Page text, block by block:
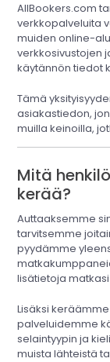
AllBookers.com
verkkopalveluita
muiden online-
verkkosivustojen
käytännön tiedot
Tämä
asiakastiedon,
muilla keinoilla,
Mitä
kerää?
Auttaaksemme
tarvitsemme
pyydämme
lisätietoja
Lisäksi
palveluidemme
selaintyypin ja
muista lähteistä